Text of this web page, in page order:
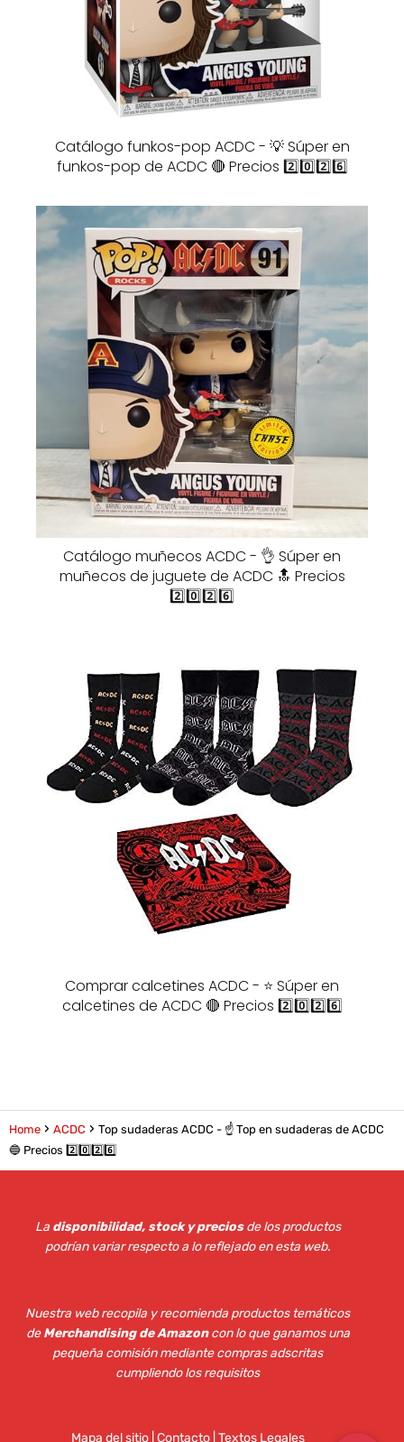
Catálogo funkos-pop ACDC - 💡 Súper en
funkos-pop de ACDC 🔴 Precios 2️⃣0️⃣2️⃣6️⃣
Catálogo muñecos ACDC - 👌 Súper en
muñecos de juguete de ACDC 🔝 Precios
2️⃣0️⃣2️⃣6️⃣
Comprar calcetines ACDC - ⭐️ Súper en
calcetines de ACDC 🔴 Precios 2️⃣0️⃣2️⃣6️⃣
Home ACDC
Top sudaderas ACDC - ☝️ Top en sudaderas de ACDC
🔵 Precios 2️⃣0️⃣2️⃣6️⃣
La disponibilidad, stock y preciosde los productos
podrían variar respecto a lo reflejado en esta web.
Nuestra web recopila y recomienda productos temáticos
deMerchandising de Amazoncon lo que ganamos una
pequeña comisión mediante compras adscritas
cumpliendo los requisitos
Mapa del sitio| Contacto | Textos Legales